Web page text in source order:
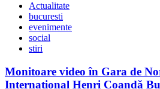
Actualitate
bucuresti
evenimente
social
stiri
Monitoare video în Gara de
Internațional Henri Coandă